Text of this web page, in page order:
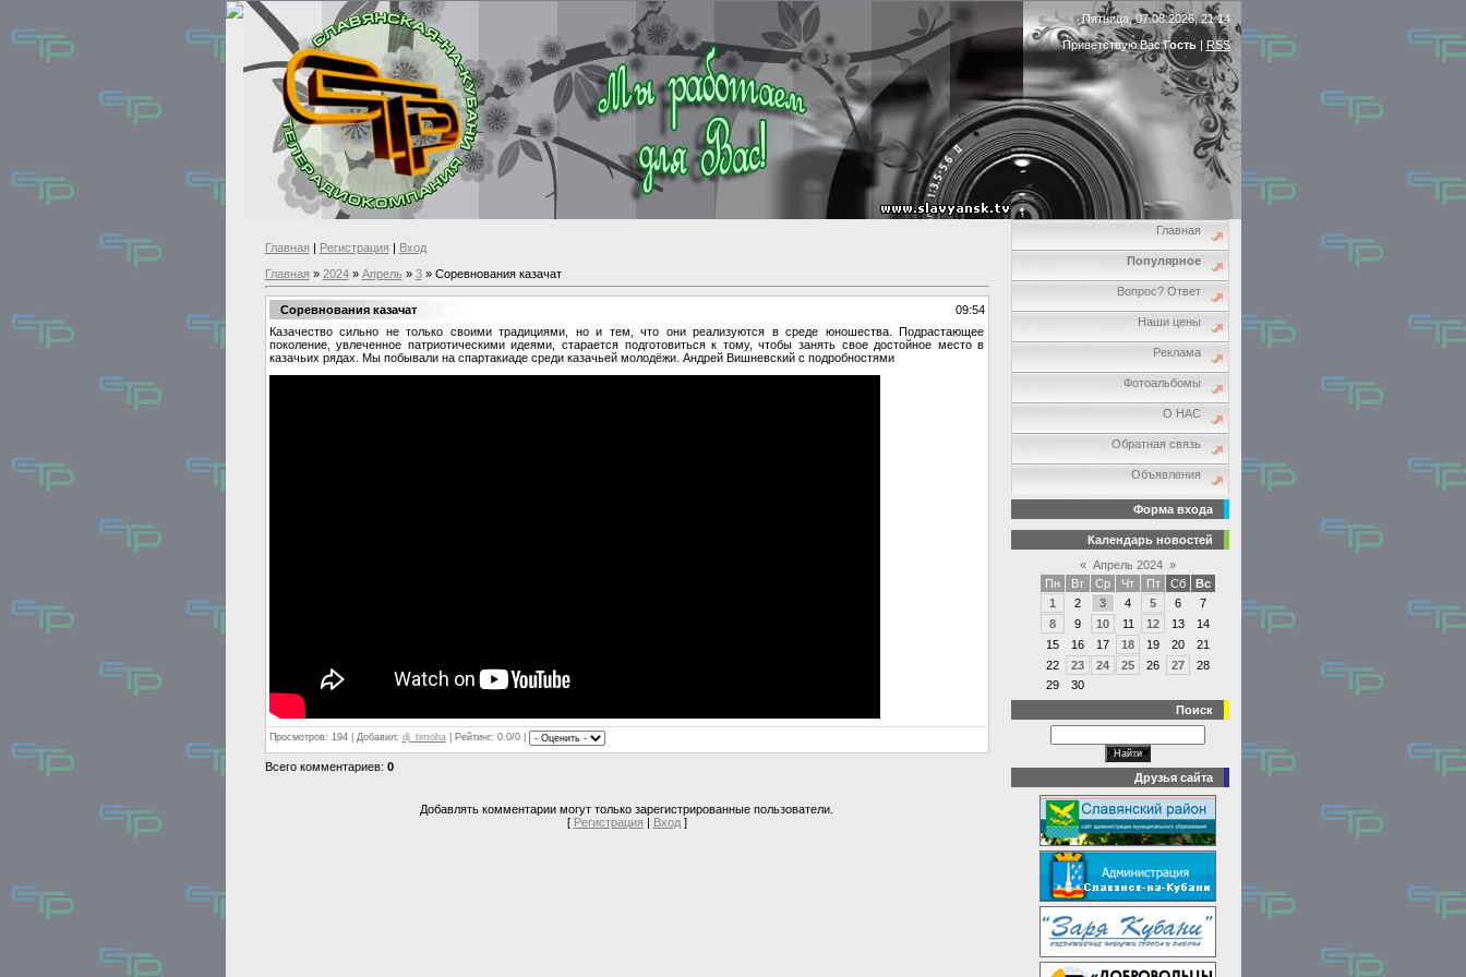
Пятница, 07.08.2026, 21:14
Приветствую ВасГость| RSS
Главная | Регистрация | Вход
Главная » 2024 » Апрель » 3» Соревнования казачат
Соревнования казачат
09:54
Казачество сильно не только своими традициями, но и тем, что они реализуются в среде юношества. Подрастающее
поколение, увлеченное патриотическими идеями, старается подготовиться к тому, чтобы занять свое достойное место в
казачьих рядах. Мы побывали на спартакиаде среди казачьей молодёжи. Андрей Вишневский с подробностями
Просмотров: 194 | Добавил: dj_timoha| Рейтинг: 0.0/0 |
Всего комментариев: 0
Добавлять комментарии могут только зарегистрированные пользователи.
[ Регистрация | Вход]
Главная
Популярное
Вопрос? Ответ
Наши цены
Реклама
Фотоальбомы
О НАС
Обратная связь
Объявления
Форма входа
Календарь новостей
« Апрель 2024 »
Пн
Вт Ср Чт Пт Сб
Вс
1
2 3 4 5 6
7
8
9 10 11 12 13
14
15
16 17 18 19 20
21
22
23 24 25 26 27
28
29
30
Поиск
Друзья сайта